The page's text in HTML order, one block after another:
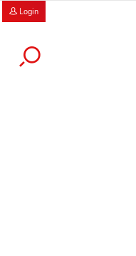
Login